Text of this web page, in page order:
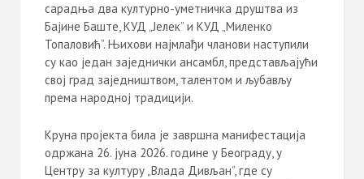
сарадња два културно-уметничка друштва из
Бајине Баште, КУД „Јелек” и КУД „Миленко
Топаловић”. Њихови најмлађи чланови наступили
су као један заједнички ансамбл, представљајући
свој град заједништвом, талентом и љубављу
према народној традицији.
Круна пројекта била је завршна манифестација
одржана 26. јуна 2026. године у Београду, у
Центру за културу „Влада Дивљан”, где су